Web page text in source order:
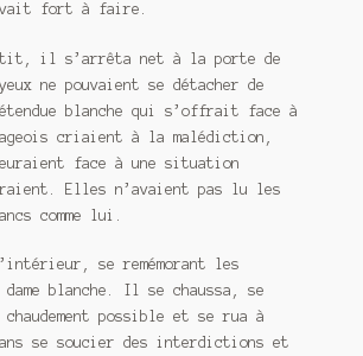
fort à faire.
il s’arrêta net à la porte de
ne pouvaient se détacher de
blanche qui s’offrait face à
criaient à la malédiction,
face à une situation
Elles n’avaient pas lu les
comme lui.
se remémorant les
blanche. Il se chaussa, se
possible et se rua à
se soucier des interdictions et